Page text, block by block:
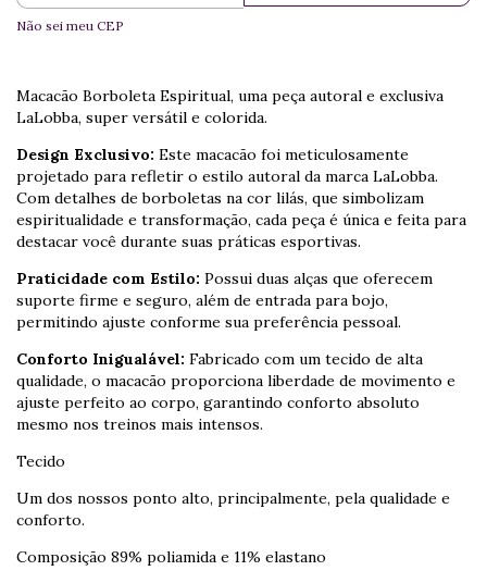
Não sei meu CEP
Macacão Borboleta Espiritual, uma peça autoral e exclusiva
LaLobba, super versátil e colorida.
Design Exclusivo: Este macacão foi meticulosamente
projetado para refletir o estilo autoral da marca LaLobba.
Com detalhes de borboletas na cor lilás, que simbolizam
espiritualidade e transformação, cada peça é única e feita para
destacar você durante suas práticas esportivas.
Praticidade com Estilo: Possui duas alças que oferecem
suporte firme e seguro, além de entrada para bojo,
permitindo ajuste conforme sua preferência pessoal.
Conforto Inigualável: Fabricado com um tecido de alta
qualidade, o macacão proporciona liberdade de movimento e
ajuste perfeito ao corpo, garantindo conforto absoluto
mesmo nos treinos mais intensos.
Tecido
Um dos nossos ponto alto, principalmente, pela qualidade e
conforto.
Composição 89% poliamida e 11% elastano